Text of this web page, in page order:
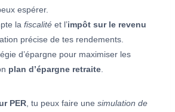
espérer.
la fiscalité et l’impôt sur le revenu
précise de tes rendements.
d’épargne pour maximiser les
plan d’épargne retraite
PER , tu peux faire une simulation de